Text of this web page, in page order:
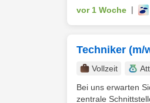
vor 1 Woche
Techniker (m/
Vollzeit
Bei uns erwarten
zentrale